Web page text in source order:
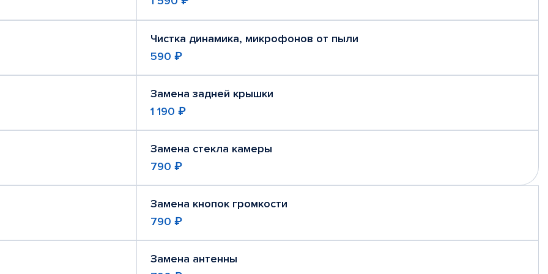
Чистка динамика, микрофонов от пыли
590 ₽
Замена задней крышки
1 190 ₽
Замена стекла камеры
790 ₽
Замена кнопок громкости
790 ₽
Замена антенны